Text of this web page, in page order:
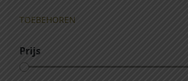
TOEBEHOREN
Prijs